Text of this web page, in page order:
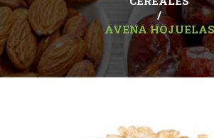
/
AVENA HOJUELAS